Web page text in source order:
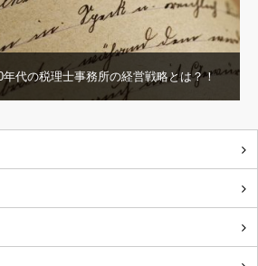
代の税理士事務所の経営戦略とは？！